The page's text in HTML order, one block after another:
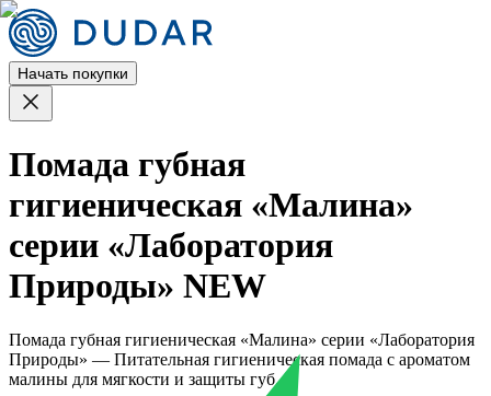
Начать покупки
Помада губная
гигиеническая «Малина»
серии «Лаборатория
Природы» NEW
Помада губная гигиеническая «Малина» серии «Лаборатория
Природы» — Питательная гигиеническая помада с ароматом
малины для мягкости и защиты губ.